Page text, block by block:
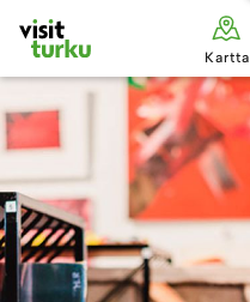
Kartta